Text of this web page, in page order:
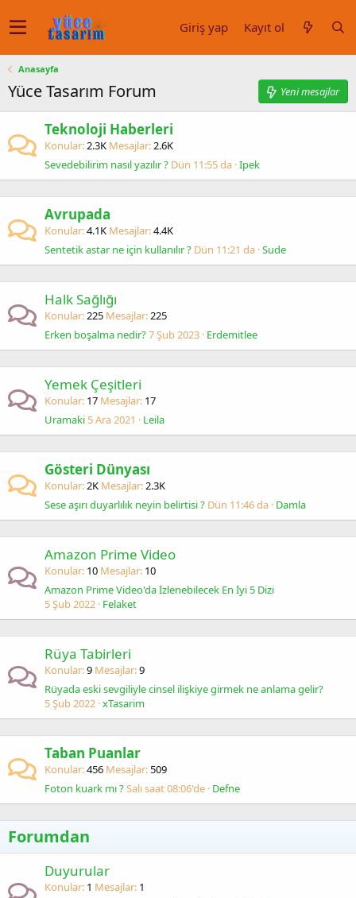
Giriş yap Kayıt ol
Anasayfa
Yüce Tasarım Forum Yeni mesajlar
Teknoloji Haberleri
Konular 2.3K Mesajlar 2.6K
Sevedebilirim nasıl yazılır ? Dün 11:55 da Ipek
Avrupada
Konular 4.1K Mesajlar 4.4K
Sentetik astar ne için kullanılır ? Dün 11:21 da Sude
Halk Sağlığı
Konular 225 Mesajlar 225
Erken boşalma nedir?7 Şub 2023 Erdemitlee
Yemek Çeşitleri
Konular 17 Mesajlar 17
Uramaki 5 Ara 2021 Leila
Gösteri Dünyası
Konular 2K Mesajlar 2.3K
Sese aşırı duyarlılık neyin belirtisi ? Dün 11:46 da Damla
Amazon Prime Video
Konular 10 Mesajlar 10
Amazon Prime Video'da İzlenebilecek En İyi 5 Dizi
5 Şub 2022 Felaket
Rüya Tabirleri
Konular 9 Mesajlar 9
Rüyada eski sevgiliyle cinsel ilişkiye girmek ne anlama gelir?
5 Şub 2022 xTasarim
Taban Puanlar
Konular 456 Mesajlar 509
Foton kuark mı ?Salı saat 08:06'de Defne
Forumdan
Duyurular
Konular 1 Mesajlar 1